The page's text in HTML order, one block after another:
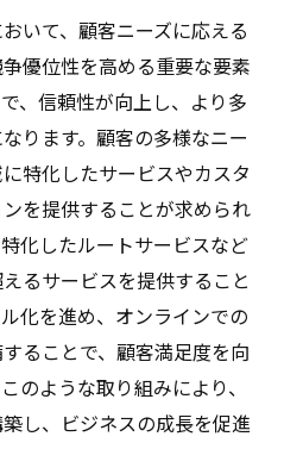
いて、顧客ニーズに応える
優位性を高める重要な要素
、信頼性が向上し、より多
ります。顧客の多様なニー
特化したサービスやカスタ
を提供することが求められ
化したルートサービスなど
るサービスを提供すること
化を進め、オンラインでの
ることで、顧客満足度を向
のような取り組みにより、
し、ビジネスの成長を促進